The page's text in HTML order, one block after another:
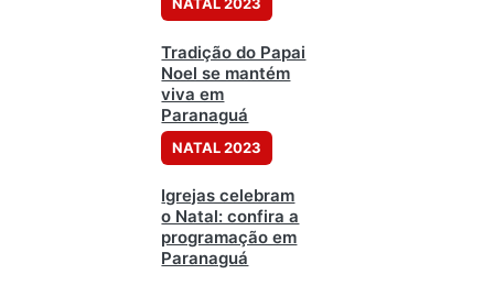
NATAL 2023
Tradição do Papai
Noel se mantém
viva em
Paranaguá
NATAL 2023
Igrejas celebram
o Natal: confira a
programação em
Paranaguá